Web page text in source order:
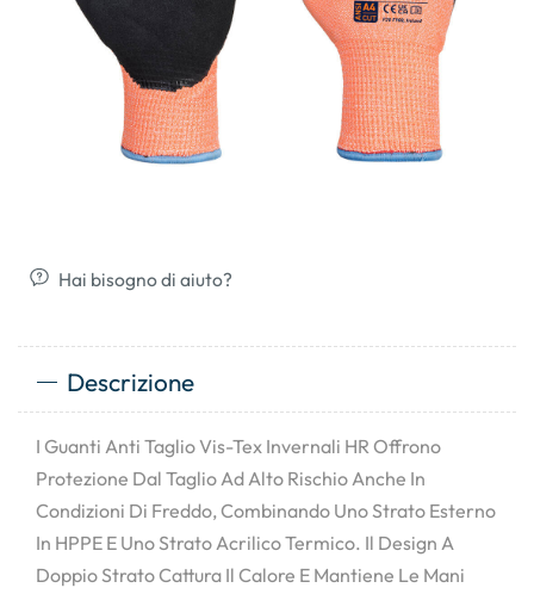
Hai bisogno di aiuto?
Descrizione
I Guanti Anti Taglio Vis-Tex Invernali HR Offrono
Protezione Dal Taglio Ad Alto Rischio Anche In
Condizioni Di Freddo, Combinando Uno Strato Esterno
In HPPE E Uno Strato Acrilico Termico. Il Design A
Doppio Strato Cattura Il Calore E Mantiene Le Mani